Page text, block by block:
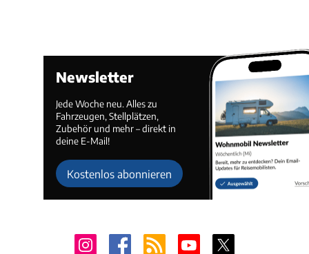
Newsletter
Jede Woche neu. Alles zu
Fahrzeugen, Stellplätzen,
Zubehör und mehr – direkt in
deine E-Mail!
Kostenlos abonnieren